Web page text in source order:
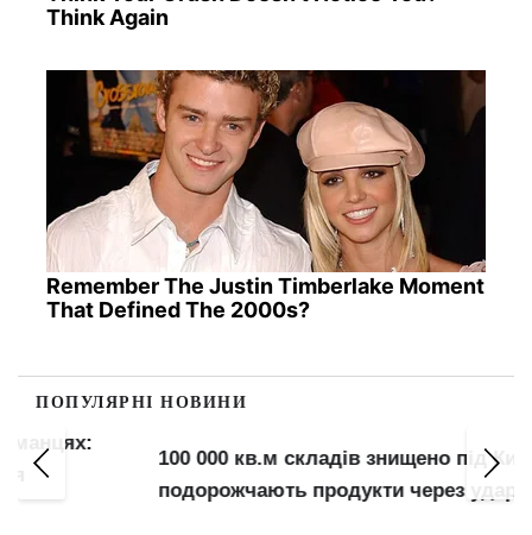
Think Again
Remember The Justin Timberlake Moment
That Defined The 2000s?
ПОПУЛЯРНІ НОВИНИ
100 000 кв.м складів знищено під Києвом: як
подорожчають продукти через удари РФ